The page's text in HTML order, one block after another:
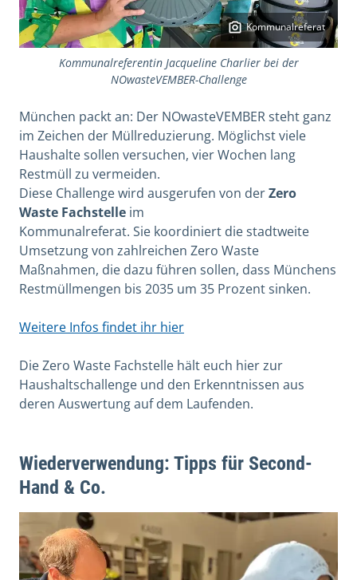
Kommunalreferat
Kommunalreferentin Jacqueline Charlier bei der
NOwasteVEMBER-Challenge
München packt an: Der NOwasteVEMBER steht ganz
im Zeichen der Müllreduzierung. Möglichst viele
Haushalte sollen versuchen, vier Wochen lang
Restmüll zu vermeiden.
Diese Challenge wird ausgerufen von derZero
Waste Fachstelle im
Kommunalreferat. Sie koordiniert die stadtweite
Umsetzung von zahlreichen Zero Waste
Maßnahmen, die dazu führen sollen, dass Münchens
Restmüllmengen bis 2035 um 35 Prozent sinken.
Weitere Infos findet ihr hier
Die Zero Waste Fachstelle hält euch hier zur
Haushaltschallenge und den Erkenntnissen aus
deren Auswertung auf dem Laufenden.
Wiederverwendung: Tipps für Second-
Hand & Co.